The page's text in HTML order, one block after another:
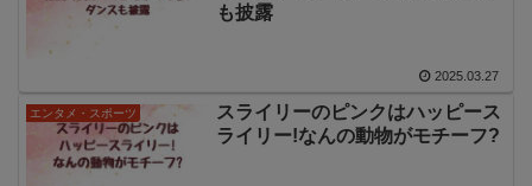
も披露
2025.03.27
エンタメ・スポーツ
スライリーのピンクはハッピース
ライリー!なんの動物がモチーフ?